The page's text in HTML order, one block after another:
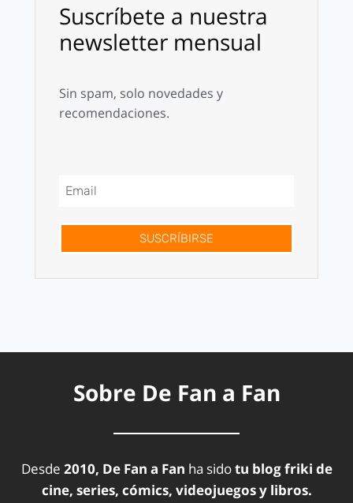
Suscríbete a nuestra
newsletter mensual
Sin spam, solo novedades y
recomendaciones.
SUSCRÍBIRSE
Sobre De Fan a Fan
Desde 2010, De Fan a Fan ha sidotu blog friki de
cine, series, cómics, videojuegos y libros.